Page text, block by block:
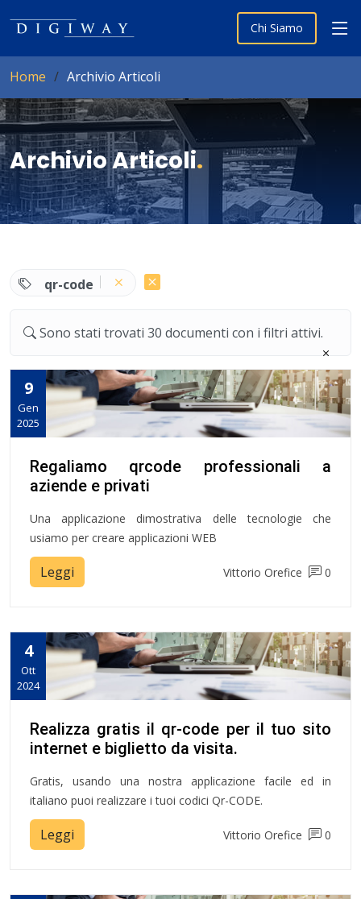
Chi Siamo
Home Archivio Articoli
Archivio Articoli.
qr-code
Sono stati trovati 30 documenti con i filtri attivi.
9
Gen
2025
Regaliamo qrcode professionali a
aziende e privati
Una applicazione dimostrativa delle tecnologie che
usiamo per creare applicazioni WEB
Leggi Vittorio Orefice 0
4
Ott
2024
Realizza gratis il qr-code per il tuo sito
internet e biglietto da visita.
Gratis, usando una nostra applicazione facile ed in
italiano puoi realizzare i tuoi codici Qr-CODE.
Leggi Vittorio Orefice 0